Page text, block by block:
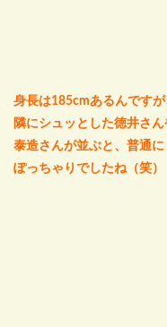
身長は185cmあるんですが
隣にシュッとした徳井さん
泰造さんが並ぶと、普通に
ぽっちゃりでしたね（笑）